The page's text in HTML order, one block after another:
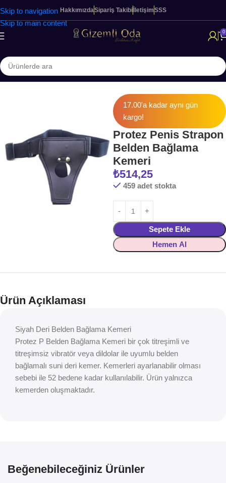
Skip to navigation
Skip to main content
HakkımızdaSipariş Takibi İletişimSSS
0
Ana Sayfa KADINLARA ÖZEL ÜRÜNLER Belden Bağlamalılar
17.00'a kadar aynı gün
kargo!
Protez Penis Strapon
Belden Bağlama
Kemeri
₺514,25
459 adet stokta
Sepete Ekle
Hemen Al
Ürün Açıklaması
Siyah Deri Belden Bağlama Kemeri
Protez P Belden Bağlama Kemeri bir çok titreşimli ve
titreşimsiz vibratör veya dildolar ile uyumlu belden
bağlamalı suni deri kemer. Kemerleri ayarlanabilir olması
sebebi ile 52 bedene kadar kullanılabilir. Ürün yalnızca
kemerden oluşmaktadır.
Beğenebileceğiniz Ürünler